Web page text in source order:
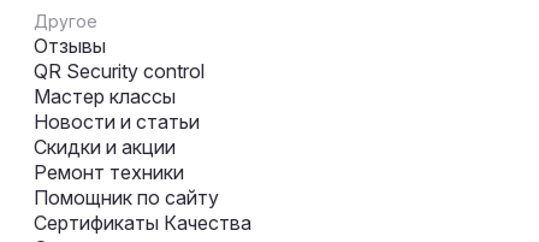
Другое
Отзывы
QR Security control
Мастер классы
Новости и статьи
Скидки и акции
Ремонт техники
Помощник по сайту
Сертификаты Качества